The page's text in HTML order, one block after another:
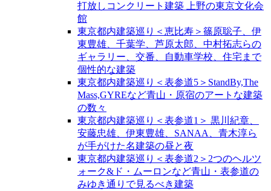
打放しコンクリート建築 上野の東京文化会
館
東京都内建築巡り＜恵比寿＞篠原聡子、伊
東豊雄、千葉学、芦原太郎、中村拓志らの
ギャラリー、交番、自動車学校、住宅まで
個性的な建築
東京都内建築巡り＜表参道5＞StandBy,The
Mass,GYREなど青山・原宿のアートな建築
の数々
東京都内建築巡り＜表参道1＞ 黒川紀章、
安藤忠雄、伊東豊雄、SANAA、青木淳ら
が手がけた名建築の昼と夜
東京都内建築巡り＜表参道2＞2つのヘルツ
ォーク&ド・ムーロンなど青山・表参道の
みゆき通りで見るべき建築